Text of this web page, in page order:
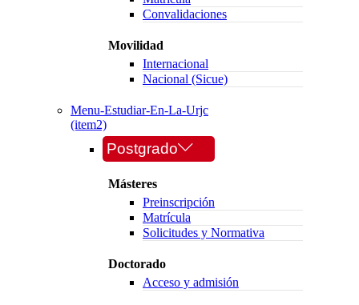
Convalidaciones
Movilidad
Internacional
Nacional (Sicue)
Menu-Estudiar-En-La-Urjc
(item2)
Postgrado
Másteres
Preinscripción
Matrícula
Solicitudes y Normativa
Doctorado
Acceso y admisión